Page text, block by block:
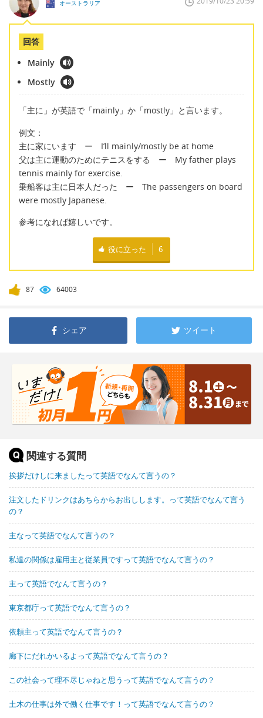
オーストラリア
回答
Mainly
Mostly
「主に」が英語で「mainly」か「mostly」と言います。
例文：
主に家にいます ー I’ll mainly/mostly be at home
父は主に運動のためにテニスをする ー My father plays
tennis mainly for exercise.
乗船客は主に日本人だった ー The passengers on board
were mostly Japanese.
参考になれば嬉しいです。
役に立った 6
87 64003
シェア ツイート
関連する質問
挨拶だけしに来ましたって英語でなんて言うの？
注文したドリンクはあちらからお出しします。って英語でなんて言う
の？
主なって英語でなんて言うの？
私達の関係は雇用主と従業員ですって英語でなんて言うの？
主って英語でなんて言うの？
東京都庁って英語でなんて言うの？
依頼主って英語でなんて言うの？
廊下にだれかいるよって英語でなんて言うの？
この社会って理不尽じゃねと思うって英語でなんて言うの？
土木の仕事は外で働く仕事です！って英語でなんて言うの？